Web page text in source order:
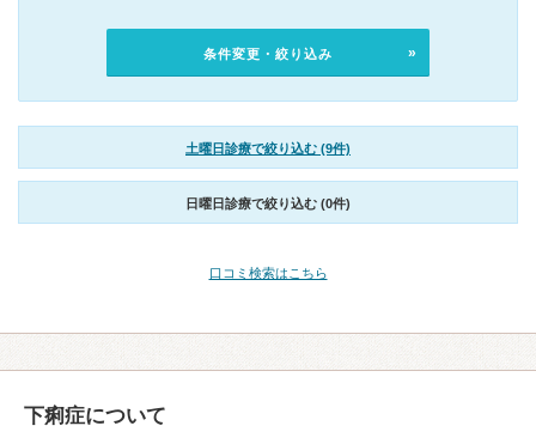
条件変更・絞り込み
土曜日診療で絞り込む (9件)
日曜日診療で絞り込む (0件)
口コミ検索はこちら
下痢症について